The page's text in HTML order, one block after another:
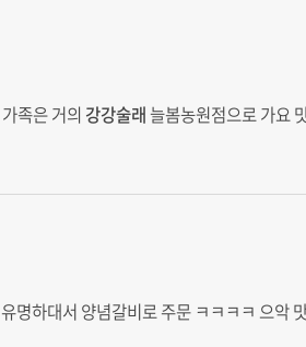
족은 거의 강강술래늘봄농원점으로 가요
명하대서 양념갈비로 주문 ㅋㅋㅋㅋ 으악